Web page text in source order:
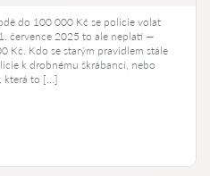
do 100 000 Kč se policie volat
července 2025 to ale neplatí —
Kč. Kdo se starým pravidlem stále
k drobnému škrábanci, nebo
která to […]